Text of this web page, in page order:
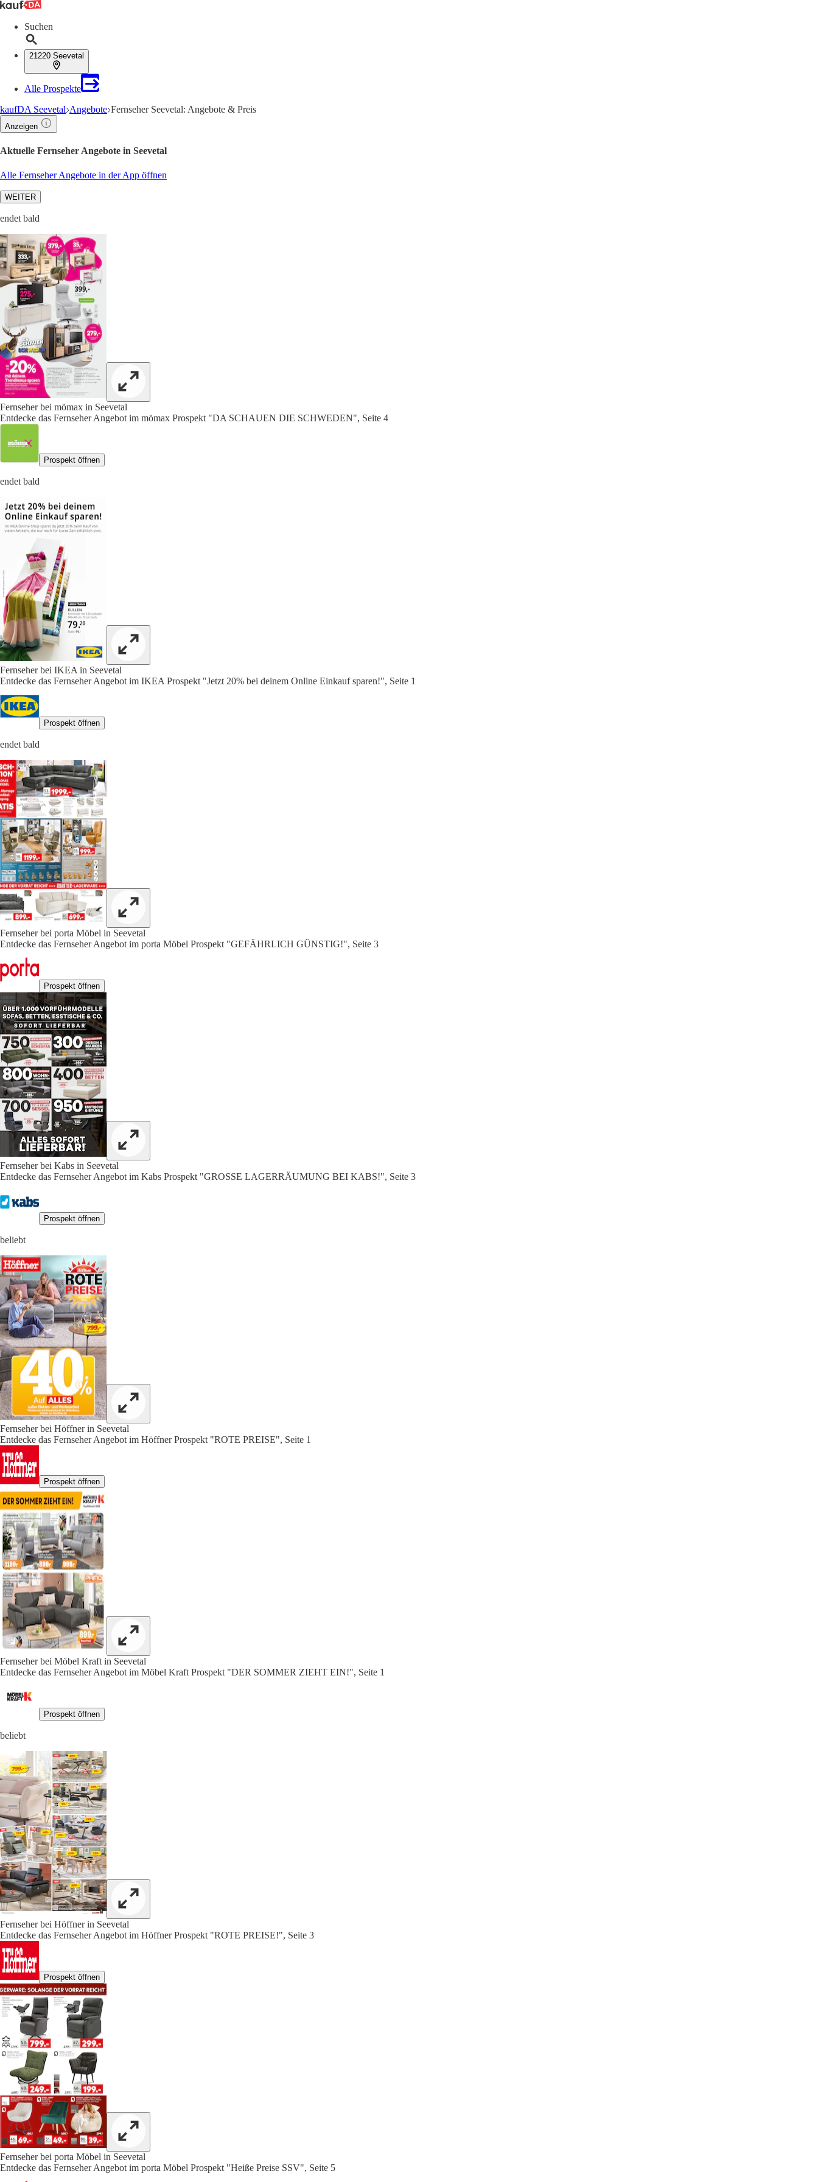
Suchen
21220 Seevetal
Alle Prospekte
kaufDA Seevetal Angebote Fernseher Seevetal: Angebote & Preis
Anzeigen
Aktuelle Fernseher Angebote in Seevetal
Alle Fernseher Angebote in der App öffnen
WEITER
endet bald
Fernseher bei mömax in Seevetal
Entdecke das Fernseher Angebot im mömax Prospekt "DA SCHAUEN DIE SCHWEDEN", Seite 4
Prospekt öffnen
endet bald
Fernseher bei IKEA in Seevetal
Entdecke das Fernseher Angebot im IKEA Prospekt "Jetzt 20% bei deinem Online Einkauf sparen!", Seite 1
Prospekt öffnen
endet bald
Fernseher bei porta Möbel in Seevetal
Entdecke das Fernseher Angebot im porta Möbel Prospekt "GEFÄHRLICH GÜNSTIG!", Seite 3
Prospekt öffnen
Fernseher bei Kabs in Seevetal
Entdecke das Fernseher Angebot im Kabs Prospekt "GROSSE LAGERRÄUMUNG BEI KABS!", Seite 3
Prospekt öffnen
beliebt
Fernseher bei Höffner in Seevetal
Entdecke das Fernseher Angebot im Höffner Prospekt "ROTE PREISE", Seite 1
Prospekt öffnen
Fernseher bei Möbel Kraft in Seevetal
Entdecke das Fernseher Angebot im Möbel Kraft Prospekt "DER SOMMER ZIEHT EIN!", Seite 1
Prospekt öffnen
beliebt
Fernseher bei Höffner in Seevetal
Entdecke das Fernseher Angebot im Höffner Prospekt "ROTE PREISE!", Seite 3
Prospekt öffnen
Fernseher bei porta Möbel in Seevetal
Entdecke das Fernseher Angebot im porta Möbel Prospekt "Heiße Preise SSV", Seite 5